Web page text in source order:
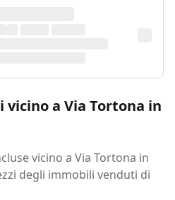
a Via Tortona in
vicino a Via Tortona in
degli immobili venduti di